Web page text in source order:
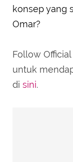
konsep yang
Omar?
Follow
untuk
di sini.